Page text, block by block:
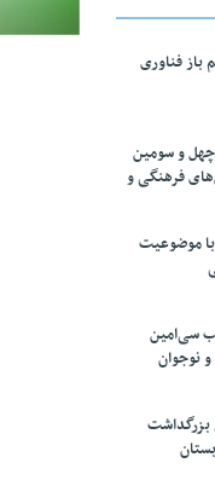
باز فناوری
چهل و سومین
فرهنگی و
با موضوعیت
سی‌امین
نوجوان
بزرگداشت